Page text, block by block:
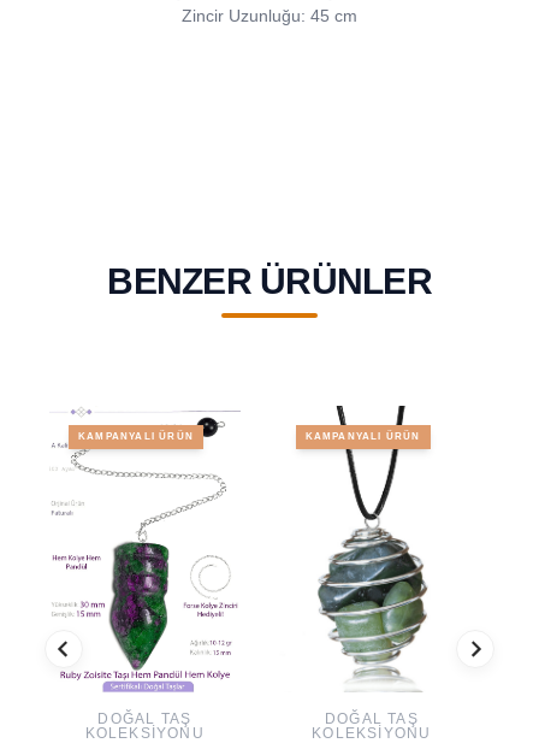
Zincir Uzunluğu: 45 cm
BENZER ÜRÜNLER
KAMPANYALI ÜRÜN
DOĞAL TAŞ
KOLEKSIYONU
KAMPANYALI ÜRÜN
DOĞAL TAŞ
KOLEKSIYONU